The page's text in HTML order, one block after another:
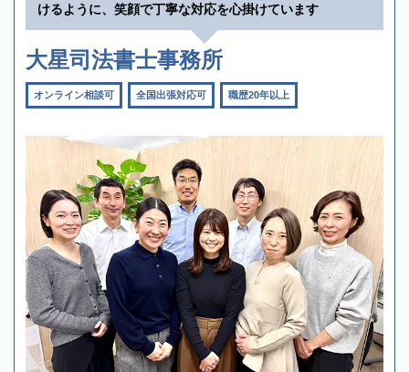
けるように、笑顔で丁寧な対応を心掛けています
大星司法書士事務所
オンライン相談可 全国出張対応可 職歴20年以上